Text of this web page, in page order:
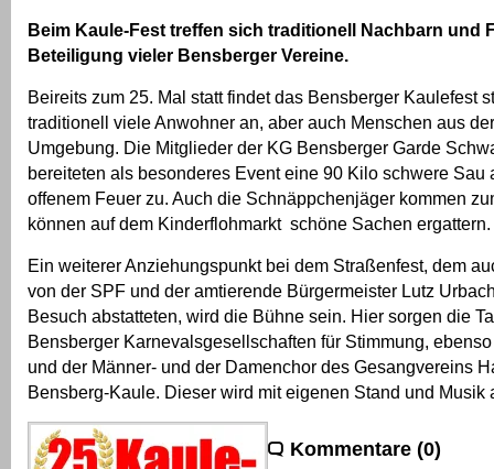
Beim Kaule-Fest treffen sich traditionell Nachbarn und
Beteiligung vieler Bensberger Vereine.
Beireits zum 25. Mal statt findet das Bensberger Kaulefest
traditionell viele Anwohner an, aber auch Menschen aus
Umgebung. Die Mitglieder der KG Bensberger Garde
bereiteten als besonderes Event eine 90 Kilo schwere Sau
offenem Feuer zu. Auch die Schnäppchenjäger kommen
können auf dem Kinderflohmarkt schöne Sachen ergattern.
Ein weiterer Anziehungspunkt bei dem Straßenfest, dem
von der SPF und der amtierende Bürgermeister Lutz
Besuch abstatteten, wird die Bühne sein. Hier sorgen die
Bensberger Karnevalsgesellschaften für Stimmung, ebenso
und der Männer- und der Damenchor des Gesangvereins
Bensberg-Kaule. Dieser wird mit eigenen Stand und Musik
Kommentare (0)